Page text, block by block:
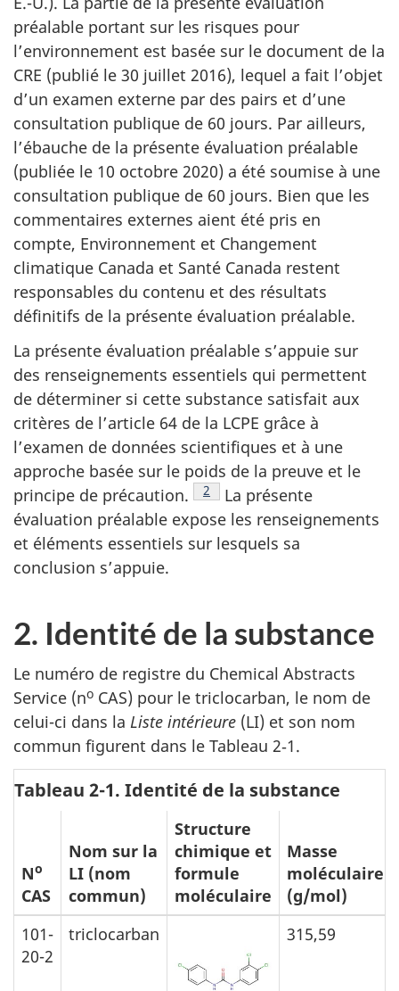
préalable portant sur les risques pour
l’environnement est basée sur le document de la
CRE (publié le 30 juillet 2016), lequel a fait l’objet
d’un examen externe par des pairs et d’une
consultation publique de 60 jours. Par ailleurs,
l’ébauche de la présente évaluation préalable
(publiée le 10 octobre 2020) a été soumise à une
consultation publique de 60 jours. Bien que les
commentaires externes aient été pris en
compte, Environnement et Changement
climatique Canada et Santé Canada restent
responsables du contenu et des résultats
définitifs de la présente évaluation préalable.
La présente évaluation préalable s’appuie sur
des renseignements essentiels qui permettent
de déterminer si cette substance satisfait aux
critères de l’article 64 de la LCPE grâce à
l’examen de données scientifiques et à une
approche basée sur le poids de la preuve et le
principe de précaution.
Note de bas de page
2
La présente
évaluation préalable expose les renseignements
et éléments essentiels sur lesquels sa
conclusion s’appuie.
2. Identité de la substance
Le numéro de registre du Chemical Abstracts
Service (no CAS) pour le triclocarban, le nom de
celui-ci dans la Liste intérieure (LI) et son nom
commun figurent dans le Tableau 2‑1.
Tableau 2-1. Identité de la substance
No
CAS
Nom sur la
LI (nom
commun)
Structure
chimique et
formule
moléculaire
Masse
moléculaire
(g/mol)
101-
20-2
triclocarban 315,59